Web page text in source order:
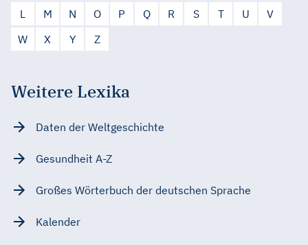
L
M N O P Q R S T U
V
W
X Y Z
Weitere Lexika
Daten der Weltgeschichte
Gesundheit A-Z
Großes Wörterbuch der deutschen Sprache
Kalender